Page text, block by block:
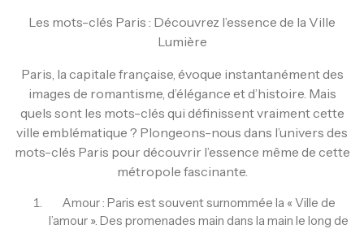
Les mots-clés Paris : Découvrez l’essence de la Ville
Lumière
Paris, la capitale française, évoque instantanément des
images de romantisme, d’élégance et d’histoire. Mais
quels sont les mots-clés qui définissent vraiment cette
ville emblématique ? Plongeons-nous dans l’univers des
mots-clés Paris pour découvrir l’essence même de cette
métropole fascinante.
Amour : Paris est souvent surnommée la « Ville de
l’amour ». Des promenades main dans la main le long de